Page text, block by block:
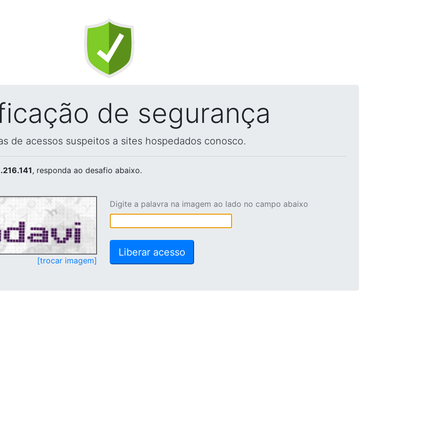
de segurança
de acessos suspeitos a sites hospedados conosco.
, responda ao desafio abaixo.
[trocar imagem]
Digite a palavra na imagem ao lado no campo abaixo